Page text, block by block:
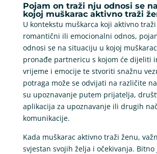
Pojam on traži nju odnosi se
kojoj muškarac aktivno traži
U kontekstu muškarca koji aktivno
romantični ili emocionalni odnos,
odnosi se na situaciju u kojoj
pronađe partnericu s kojom će dijeliti
vrijeme i emocije te stvoriti snažnu
potraga može se odvijati na različite
su upoznavanje putem prijatelja,
aplikacija za upoznavanje ili drugih
komunikacije.
Kada muškarac aktivno traži ženu,
svjestan svojih želja i očekivanja. Bitno